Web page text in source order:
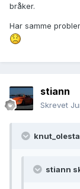
bråker.
Har samme
stiann
Skrevet
stiann